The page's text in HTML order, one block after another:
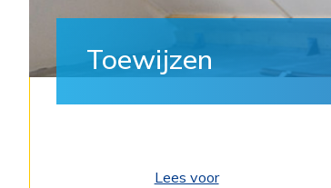
Toewijzen
Lees voor